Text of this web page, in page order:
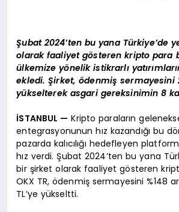
Şubat 2024’ten bu yana Türkiye’de
olarak faaliyet gösteren kripto para
ülkemize yönelik istikrarlı
ekledi. Şirket, ödenmiş sermayesini
yükselterek asgari gereksinimin 8
İSTANBUL — Kripto paraların
entegrasyonunun hız kazandığı bu
pazarda kalıcılığı hedefleyen
hız verdi. Şubat 2024’ten bu yana
bir şirket olarak faaliyet gösteren
OKX TR, ödenmiş sermayesini %148
TL’ye yükseltti.